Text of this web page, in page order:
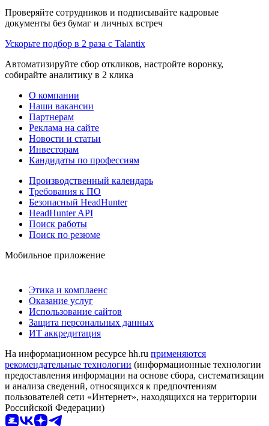
Проверяйте сотрудников и подписывайте кадровые
документы без бумаг и личных встреч
Ускорьте подбор в 2 раза с Talantix
Автоматизируйте сбор откликов, настройте воронку,
собирайте аналитику в 2 клика
О компании
Наши вакансии
Партнерам
Реклама на сайте
Новости и статьи
Инвесторам
Кандидаты по профессиям
Производственный календарь
Требования к ПО
Безопасный HeadHunter
HeadHunter API
Поиск работы
Поиск по резюме
Мобильное приложение
Этика и комплаенс
Оказание услуг
Использование сайтов
Защита персональных данных
ИТ аккредитация
На информационном ресурсе hh.ru применяются
рекомендательные технологии (информационные технологии
предоставления информации на основе сбора, систематизации
и анализа сведений, относящихся к предпочтениям
пользователей сети «Интернет», находящихся на территории
Российской Федерации)